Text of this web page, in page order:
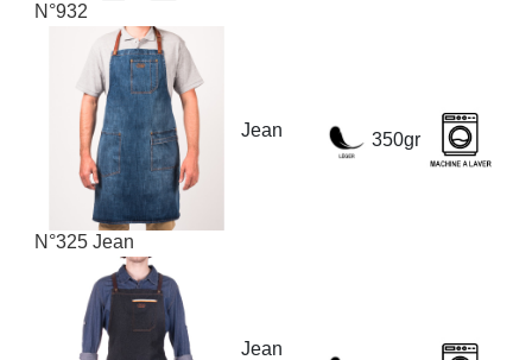
N°932
N°325 Jean
Jean 350gr
Jean